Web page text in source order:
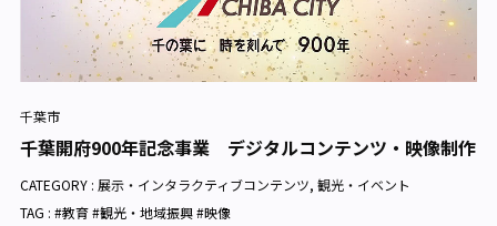
千葉市
千葉開府900年記念事業 デジタルコンテンツ・映像制作
CATEGORY : 展示・インタラクティブコンテンツ, 観光・イベント
TAG : #教育 #観光・地域振興 #映像